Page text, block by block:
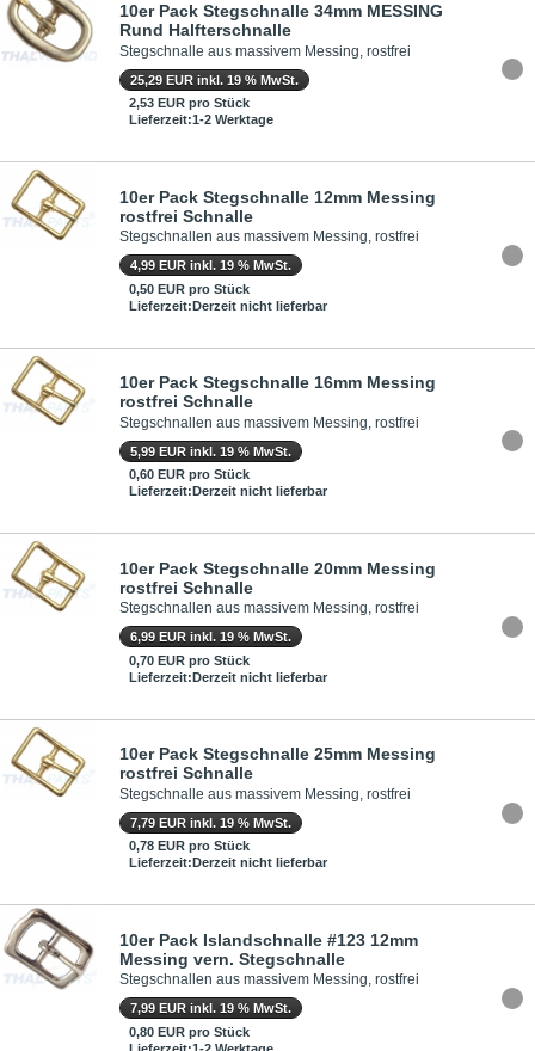
10er Pack Stegschnalle 34mm MESSING
Rund Halfterschnalle
Stegschnalle aus massivem Messing, rostfrei
25,29 EUR inkl. 19 % MwSt.
2,53 EUR pro Stück
Lieferzeit:1-2 Werktage
10er Pack Stegschnalle 12mm Messing
rostfrei Schnalle
Stegschnallen aus massivem Messing, rostfrei
4,99 EUR inkl. 19 % MwSt.
0,50 EUR pro Stück
Lieferzeit:Derzeit nicht lieferbar
10er Pack Stegschnalle 16mm Messing
rostfrei Schnalle
Stegschnallen aus massivem Messing, rostfrei
5,99 EUR inkl. 19 % MwSt.
0,60 EUR pro Stück
Lieferzeit:Derzeit nicht lieferbar
10er Pack Stegschnalle 20mm Messing
rostfrei Schnalle
Stegschnallen aus massivem Messing, rostfrei
6,99 EUR inkl. 19 % MwSt.
0,70 EUR pro Stück
Lieferzeit:Derzeit nicht lieferbar
10er Pack Stegschnalle 25mm Messing
rostfrei Schnalle
Stegschnalle aus massivem Messing, rostfrei
7,79 EUR inkl. 19 % MwSt.
0,78 EUR pro Stück
Lieferzeit:Derzeit nicht lieferbar
10er Pack Islandschnalle #123 12mm
Messing vern. Stegschnalle
Stegschnallen aus massivem Messing, rostfrei
7,99 EUR inkl. 19 % MwSt.
0,80 EUR pro Stück